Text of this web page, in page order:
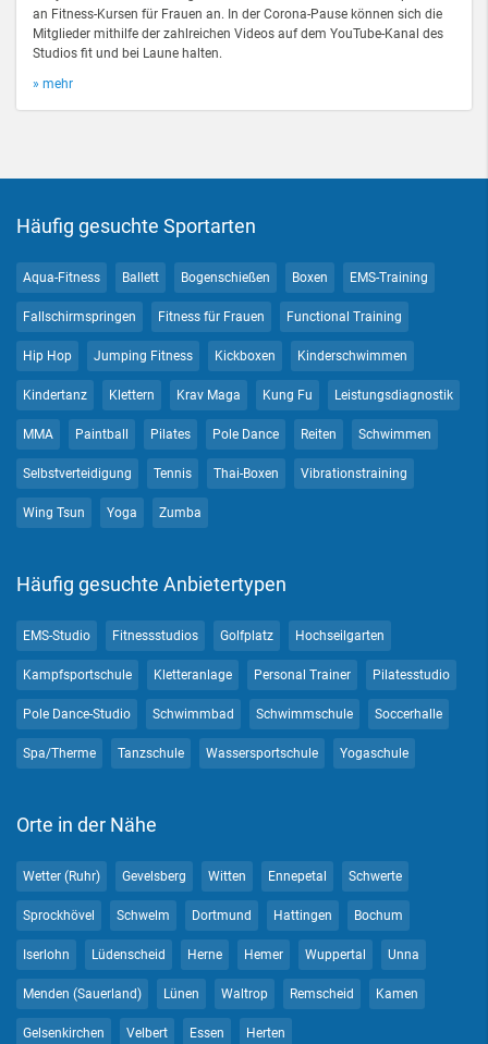
an Fitness-Kursen für Frauen an. In der Corona-Pause können sich die
Mitglieder mithilfe der zahlreichen Videos auf dem YouTube-Kanal des
Studios fit und bei Laune halten.
» mehr
Häufig gesuchte Sportarten
Aqua-Fitness Ballett Bogenschießen Boxen EMS-Training
Fallschirmspringen Fitness für Frauen Functional Training
Hip Hop Jumping Fitness Kickboxen Kinderschwimmen
Kindertanz Klettern Krav Maga Kung Fu Leistungsdiagnostik
MMA Paintball Pilates Pole Dance Reiten Schwimmen
Selbstverteidigung Tennis Thai-Boxen Vibrationstraining
Wing Tsun Yoga Zumba
Häufig gesuchte Anbietertypen
EMS-Studio Fitnessstudios Golfplatz Hochseilgarten
Kampfsportschule Kletteranlage Personal Trainer Pilatesstudio
Pole Dance-Studio Schwimmbad Schwimmschule Soccerhalle
Spa/Therme Tanzschule Wassersportschule Yogaschule
Orte in der Nähe
Wetter (Ruhr) Gevelsberg Witten Ennepetal Schwerte
Sprockhövel Schwelm Dortmund Hattingen Bochum
Iserlohn Lüdenscheid Herne Hemer Wuppertal Unna
Menden (Sauerland) Lünen Waltrop Remscheid Kamen
Gelsenkirchen Velbert Essen Herten